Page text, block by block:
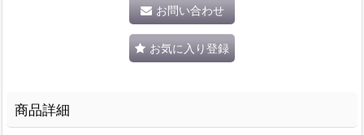
お問い合わせ
お気に入り登録
商品詳細